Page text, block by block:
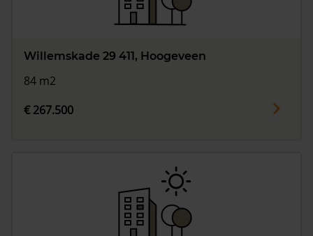
Willemskade 29 411, Hoogeveen
84 m2
€ 267.500